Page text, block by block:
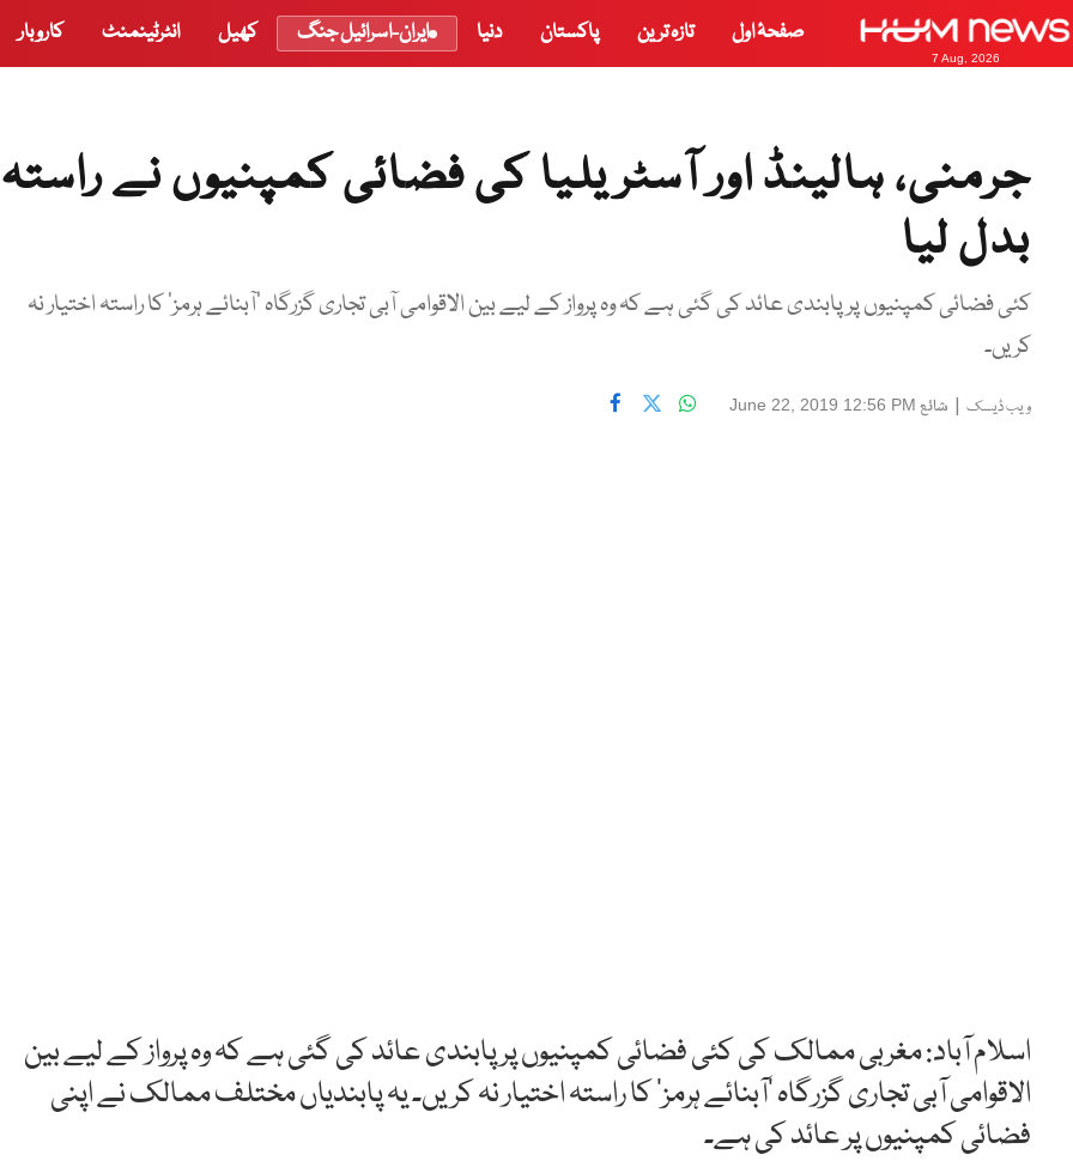
7 Aug, 2026
صفحۂ اول تازہ ترین پاکستان دنیا ایران-اسرائیل جنگ کھیل انٹرٹینمنٹ کاروبار
جرمنی، ہالینڈ اور آسٹریلیا کی فضائی کمپنیوں نے راستہ
بدل لیا
کئی فضائی کمپنیوں پر پابندی عائد کی گئی ہے کہ وہ پرواز کے لیے بین الاقوامی آبی تجاری گزرگاہ ’آبنائے ہرمز‘ کا راستہ اختیار نہ
کریں۔
ویب ڈیسک | شائع June 22, 2019 12:56 PM
اسلام آباد: مغربی ممالک کی کئی فضائی کمپنیوں پر پابندی عائد کی گئی ہے کہ وہ پرواز کے لیے بین
الاقوامی آبی تجاری گزرگاہ ’آبنائے ہرمز‘ کا راستہ اختیار نہ کریں۔ یہ پابندیاں مختلف ممالک نے اپنی
فضائی کمپنیوں پر عائد کی ہے۔